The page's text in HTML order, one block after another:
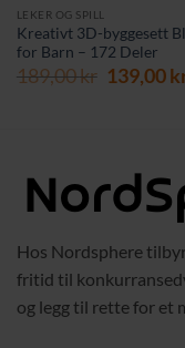
LEKER OG SPILL
Kreativt 3D-byggesett
for Barn – 172 Deler
189,00kr 139,00
Hos Nordsphere
fritid til
og legg til rette for et